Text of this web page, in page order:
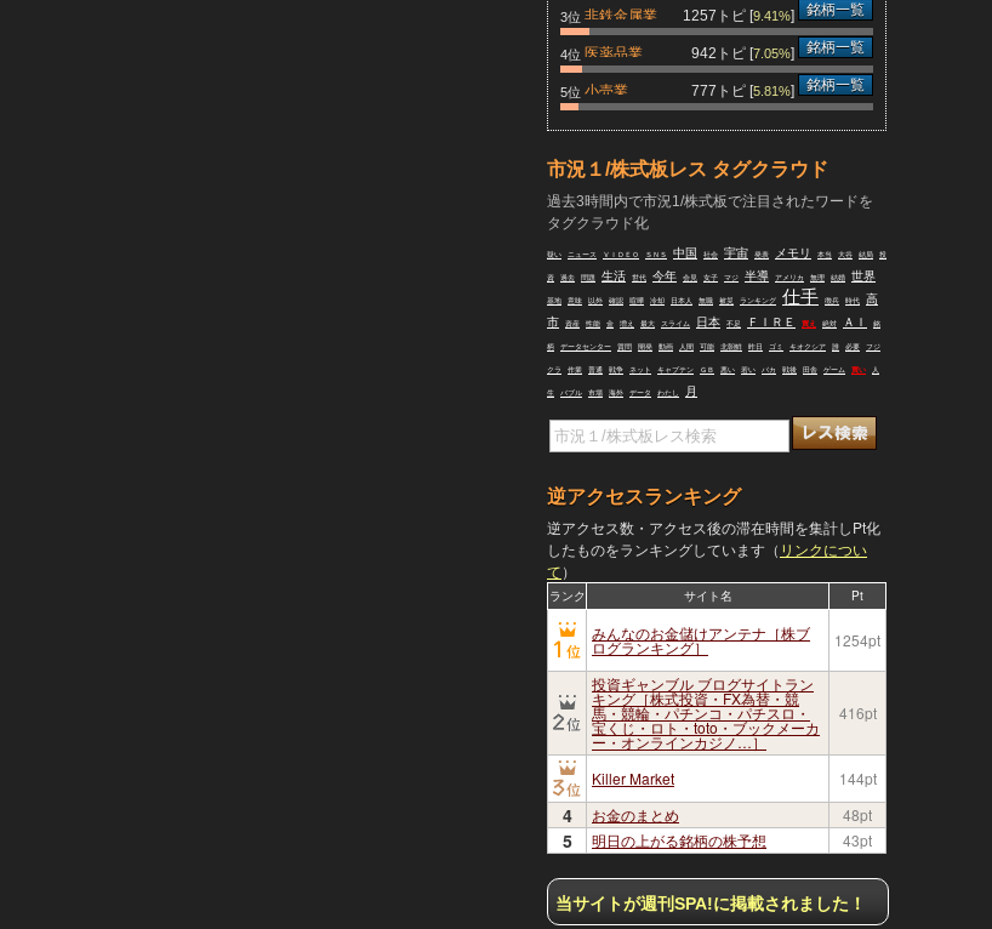
3位 非鉄金属業 1257トピ [9.41%] 銘柄一覧
4位 医薬品業 942トピ [7.05%] 銘柄一覧
5位 小売業 777トピ [5.81%] 銘柄一覧
市況１/株式板レス タグクラウド
過去3時間内で市況1/株式板で注目されたワードを
タグクラウド化
疑い ニュース ＶＩＤＥＯ ＳＮＳ 中国 社会 宇宙 発表 メモリ 本当 大谷 結局 投
資 過去 問題 生活 世代 今年 会見 女子 マジ 半導 アメリカ 無理 結婚 世界
基地 意味 以外 確認 喧嘩 冷却 日本人 無職 被災 ランキング 仕手 徴兵 時代
高
市
資産 性能 金 増え 最大 スライム 日本 不足 ＦＩＲＥ 買え 絶対 ＡＩ 銘
柄 データセンター 質問 開発 動画 人間 可能 北朝鮮 昨日 ゴミ キオクシア 誰 必要 フジ
クラ 作業 普通 戦争 ネット キャプテン ＧＢ 悪い 若い バカ 戦後 田舎 ゲーム 買い 人
生 バブル 市場 海外 データ わたし 月
逆アクセスランキング
逆アクセス数・アクセス後の滞在時間を集計しPt化
したものをランキングしています（ リンクについ
て）
ランク サイト名 Pt
みんなのお金儲けアンテナ［株ブ
ログランキング］ 1254pt
投資ギャンブル ブログサイトラン
キング［株式投資・FX為替・競
馬・競輪・パチンコ・パチスロ・
宝くじ・ロト・toto・ブックメーカ
ー・オンラインカジノ…］
416pt
Killer Market 144pt
4 お金のまとめ 48pt
5 明日の上がる銘柄の株予想 43pt
当サイトが週刊SPA!に掲載されました！